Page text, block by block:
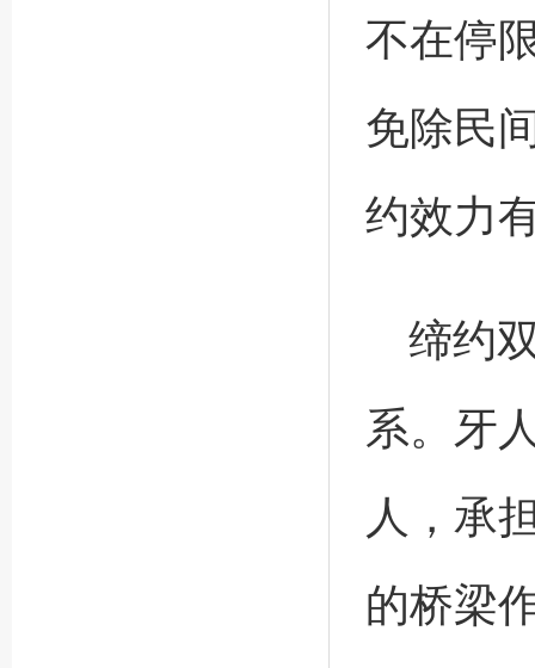
不在停
免除民
约效力
缔约
系。牙
人，承
的桥梁